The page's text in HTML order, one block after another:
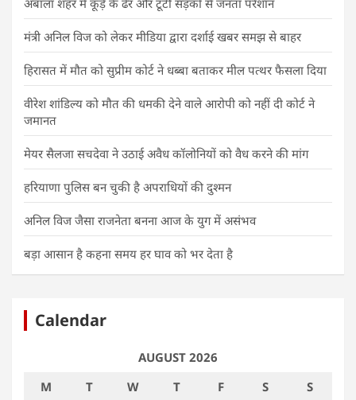
अंबाला शहर में कूड़े के ढेर और टूटी सड़कों से जनता परेशान
मंत्री अनिल विज को लेकर मीडिया द्वारा दर्शाई खबर समझ से बाहर
हिरासत में मौत को सुप्रीम कोर्ट ने धब्बा बताकर मील पत्थर फैसला दिया
वीरेश शांडिल्य को मौत की धमकी देने वाले आरोपी को नहीं दी कोर्ट ने
जमानत
मेयर सैलजा सचदेवा ने उठाई अवैध कॉलोनियों को वैध करने की मांग
हरियाणा पुलिस बन चुकी है अपराधियों की दुश्मन
अनिल विज जैसा राजनेता बनना आज के युग में असंभव
बड़ा आसान है कहना समय हर घाव को भर देता है
Calendar
AUGUST 2026
M
T W T F S S